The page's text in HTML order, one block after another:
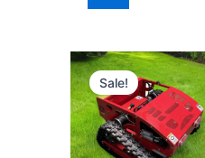
で
ま
す
が
り
ま
す。
オ
プ
Sale!
価
格
帯:
–
こ
の
商
品